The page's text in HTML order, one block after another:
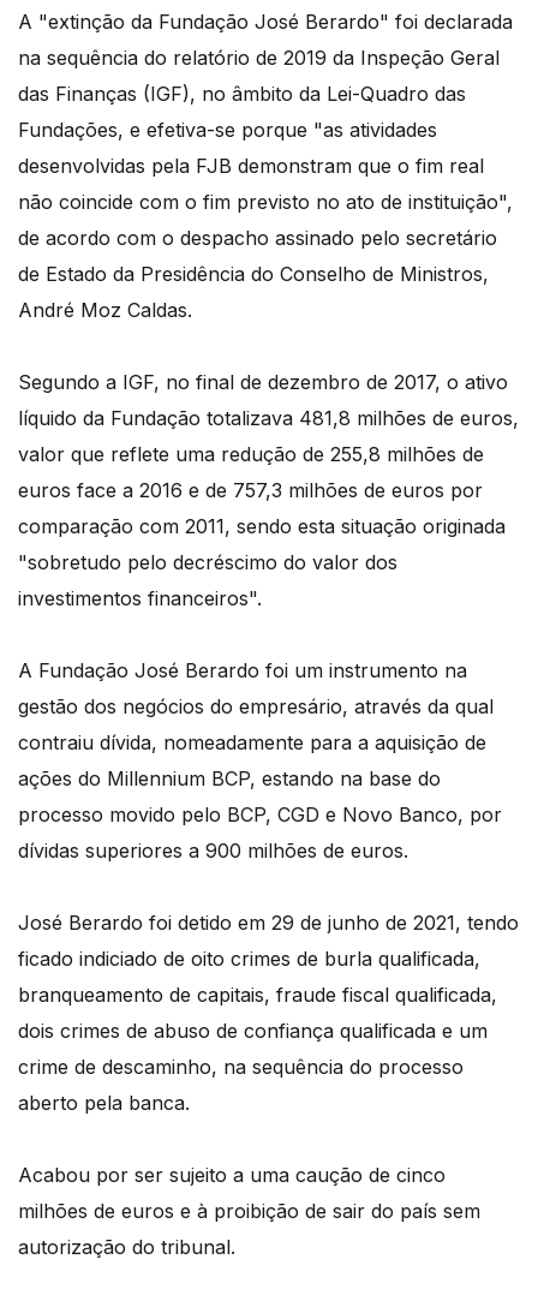
A "extinção da Fundação José Berardo" foi declarada
na sequência do relatório de 2019 da Inspeção Geral
das Finanças (IGF), no âmbito da Lei-Quadro das
Fundações, e efetiva-se porque "as atividades
desenvolvidas pela FJB demonstram que o fim real
não coincide com o fim previsto no ato de instituição",
de acordo com o despacho assinado pelo secretário
de Estado da Presidência do Conselho de Ministros,
André Moz Caldas.
Segundo a IGF, no final de dezembro de 2017, o ativo
líquido da Fundação totalizava 481,8 milhões de euros,
valor que reflete uma redução de 255,8 milhões de
euros face a 2016 e de 757,3 milhões de euros por
comparação com 2011, sendo esta situação originada
"sobretudo pelo decréscimo do valor dos
investimentos financeiros".
A Fundação José Berardo foi um instrumento na
gestão dos negócios do empresário, através da qual
contraiu dívida, nomeadamente para a aquisição de
ações do Millennium BCP, estando na base do
processo movido pelo BCP, CGD e Novo Banco, por
dívidas superiores a 900 milhões de euros.
José Berardo foi detido em 29 de junho de 2021, tendo
ficado indiciado de oito crimes de burla qualificada,
branqueamento de capitais, fraude fiscal qualificada,
dois crimes de abuso de confiança qualificada e um
crime de descaminho, na sequência do processo
aberto pela banca.
Acabou por ser sujeito a uma caução de cinco
milhões de euros e à proibição de sair do país sem
autorização do tribunal.